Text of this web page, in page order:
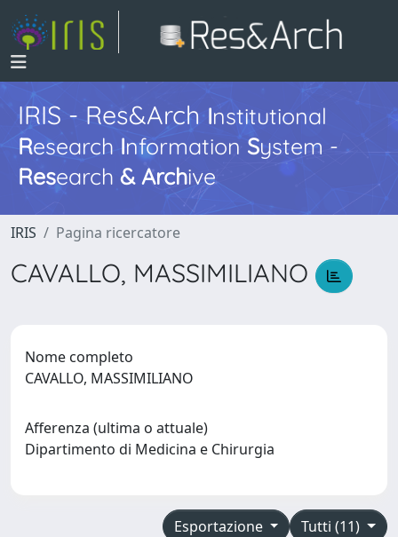
IRIS - Res&ArchInstitutional
Research InformationSystem -
Research & Archive
IRIS Pagina ricercatore
CAVALLO, MASSIMILIANO
Nome completo
CAVALLO, MASSIMILIANO
Afferenza (ultima o attuale)
Dipartimento di Medicina e Chirurgia
Tutti (11)
Esportazione